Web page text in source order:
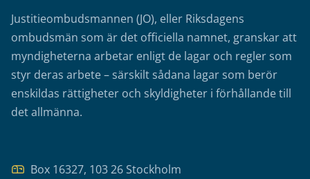
Justitieombudsmannen (JO), eller Riksdagens
ombudsmän som är det officiella namnet, granskar att
myndigheterna arbetar enligt de lagar och regler som
styr deras arbete – särskilt sådana lagar som berör
enskildas rättigheter och skyldigheter i förhållande till
det allmänna.
Box 16327, 103 26 Stockholm